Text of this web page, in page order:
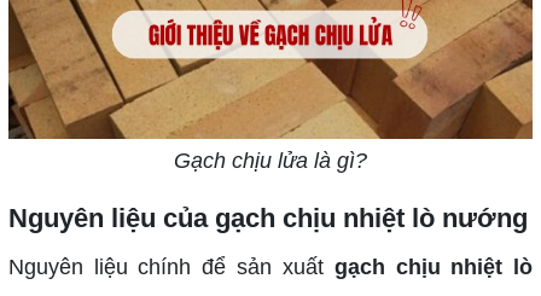
Gạch chịu lửa là gì?
Nguyên liệu của gạch chịu nhiệt lò nướng
Nguyên liệu chính để sản xuất gạch chịu nhiệt lò